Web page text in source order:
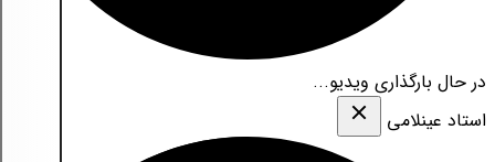
در حال بارگذاری ویدیو...
استاد عینلامی